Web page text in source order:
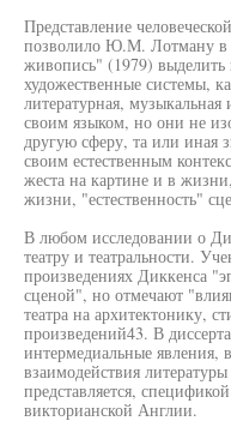
Представление
позволило Ю.М. Лотману в
живопись" (1979) выделить
художественные системы,
литературная,
своим языком, но они не
другую сферу, та или иная
своим естественным
жеста на картине и в
жизни, "естественность"
В любом исследовании о
театру и театральности.
произведениях Диккенса
сценой", но отмечают
театра на архитектонику,
произведений43. В
интермедиальные явления,
взаимодействия
представляется,
викторианской Англии.